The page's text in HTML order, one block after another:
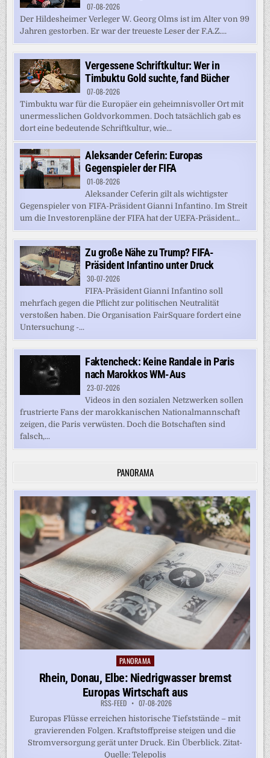
07-08-2026
Der Hildesheimer Verleger W. Georg Olms ist im Alter von 99
Jahren gestorben. Er war der treueste Leser der F.A.Z....
Vergessene Schriftkultur: Wer in
Timbuktu Gold suchte, fand Bücher
07-08-2026
Timbuktu war für die Europäer ein geheimnisvoller Ort mit
unermesslichen Goldvorkommen. Doch tatsächlich gab es
dort eine bedeutende Schriftkultur, wie...
Aleksander Ceferin: Europas
Gegenspieler der FIFA
01-08-2026
Aleksander Ceferin gilt als wichtigster
Gegenspieler von FIFA-Präsident Gianni Infantino. Im Streit
um die Investorenpläne der FIFA hat der UEFA-Präsident...
Zu große Nähe zu Trump? FIFA-
Präsident Infantino unter Druck
30-07-2026
FIFA-Präsident Gianni Infantino soll
mehrfach gegen die Pflicht zur politischen Neutralität
verstoßen haben. Die Organisation FairSquare fordert eine
Untersuchung -...
Faktencheck: Keine Randale in Paris
nach Marokkos WM-Aus
23-07-2026
Videos in den sozialen Netzwerken sollen
frustrierte Fans der marokkanischen Nationalmannschaft
zeigen, die Paris verwüsten. Doch die Botschaften sind
falsch,...
PANORAMA
Posted
in
PANORAMA
Rhein, Donau, Elbe: Niedrigwasser bremst
Europas Wirtschaft aus
RSS-FEED 07-08-2026
Europas Flüsse erreichen historische Tiefststände – mit
gravierenden Folgen. Kraftstoffpreise steigen und die
Stromversorgung gerät unter Druck. Ein Überblick. Zitat-
Quelle: Telepolis